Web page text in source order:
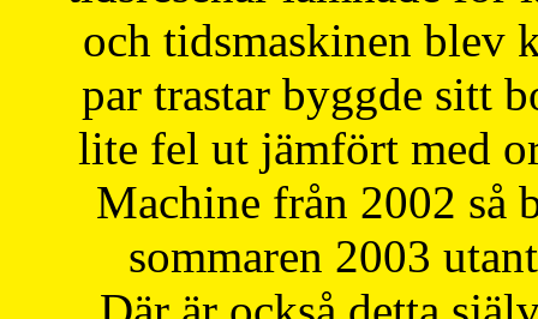
och tidsmaskinen blev
par trastar byggde sitt
lite fel ut jämfört med
Machine från 2002 så
sommaren 2003